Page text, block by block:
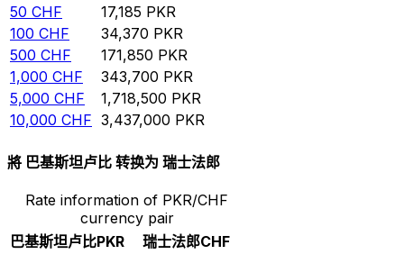
50 CHF 17,185 PKR
100 CHF 34,370 PKR
500 CHF 171,850 PKR
1,000 CHF 343,700 PKR
5,000 CHF 1,718,500 PKR
10,000 CHF 3,437,000 PKR
將 巴基斯坦卢比 转换为 瑞士法郎
Rate information of PKR/CHF
currency pair
巴基斯坦卢比PKR 瑞士法郎CHF